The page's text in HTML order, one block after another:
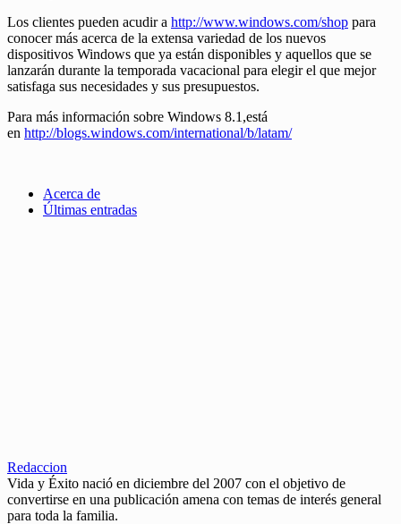
Los clientes pueden acudir a http://www.windows.com/shop para
conocer más acerca de la extensa variedad de los nuevos
dispositivos Windows que ya están disponibles y aquellos que se
lanzarán durante la temporada vacacional para elegir el que mejor
satisfaga sus necesidades y sus presupuestos.
Para más información sobre Windows 8.1,está
en http://blogs.windows.com/international/b/latam/
Acerca de
Últimas entradas
Redaccion
Vida y Éxito nació en diciembre del 2007 con el objetivo de
convertirse en una publicación amena con temas de interés general
para toda la familia.